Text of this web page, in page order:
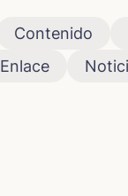
Contenido
Enlace